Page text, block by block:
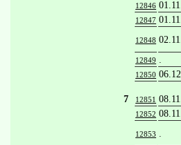
12846
12847
12848
12849 .
12850
7 12851
12852
12853 .